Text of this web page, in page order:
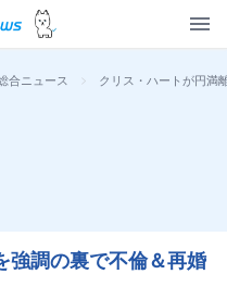
合ニュース > クリス・ハートが円満
強調の裏で不倫＆再婚